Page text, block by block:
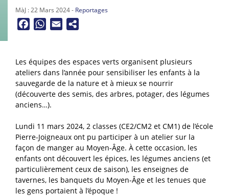
MàJ : 22 Mars 2024 - Reportages
FacebookWhatsApp
Email
Les équipes des espaces verts organisent plusieurs
ateliers dans l’année pour sensibiliser les enfants à la
sauvegarde de la nature et à mieux se nourrir
(découverte des semis, des arbres, potager, des légumes
anciens…).
Lundi 11 mars 2024, 2 classes (CE2/CM2 et CM1) de l’école
Pierre-Joigneaux ont pu participer à un atelier sur la
façon de manger au Moyen-Âge. À cette occasion, les
enfants ont découvert les épices, les légumes anciens (et
particulièrement ceux de saison), les enseignes de
tavernes, les banquets du Moyen-Âge et les tenues que
les gens portaient à l’époque !